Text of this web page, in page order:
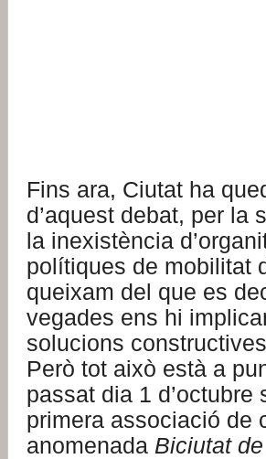
Fins ara, Ciutat ha
d’aquest debat, per la
la inexistència
polítiques de mobilitat
queixam del que es
vegades ens hi
solucions
Però tot això està a
passat dia 1 d’octubre
primera associació de
anomenada Biciutat